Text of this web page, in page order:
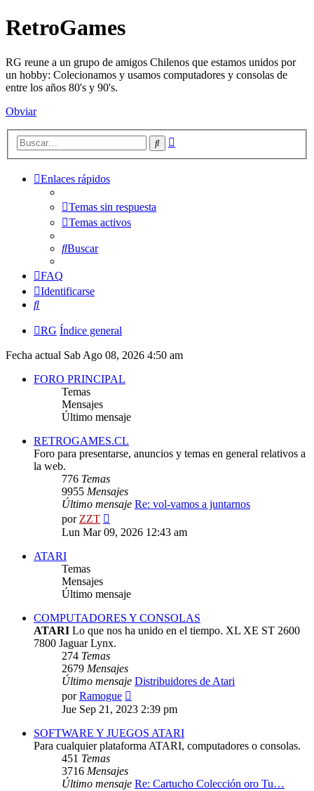
RetroGames
RG reune a un grupo de amigos Chilenos que estamos unidos por
un hobby: Colecionamos y usamos computadores y consolas de
entre los años 80's y 90's.
Obviar
Buscar
Enlaces rápidos
Temas sin respuesta
Temas activos
Buscar
FAQ
Identificarse
Buscar
RG Índice general
Fecha actual Sab Ago 08, 2026 4:50 am
FORO PRINCIPAL
Temas
Mensajes
Último mensaje
RETROGAMES.CL
Foro para presentarse, anuncios y temas en general relativos a
la web.
776 Temas
9955 Mensajes
Último mensaje Re: vol-vamos a juntarnos
porZZT
último
Lun Mar 09, 2026 12:43 am
ATARI
Temas
Mensajes
Último mensaje
COMPUTADORES Y CONSOLAS
ATARI Lo que nos ha unido en el tiempo. XL XE ST 2600
7800 Jaguar Lynx.
274 Temas
2679 Mensajes
Último mensaje Distribuidores de Atari
porRamogue
último
mensaje
Jue Sep 21, 2023 2:39 pm
SOFTWARE Y JUEGOS ATARI
Para cualquier plataforma ATARI, computadores o consolas.
451 Temas
3716 Mensajes
Último mensaje Re: Cartucho Colección oro Tu…